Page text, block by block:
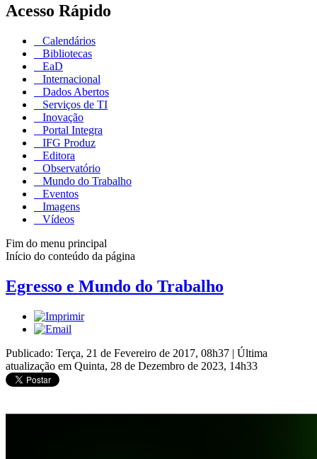
Acesso Rápido
Calendários
Bibliotecas
EaD
Internacional
Dados Abertos
Serviços de TI
Inovação
Portal Integra
IFG Produz
Editora
Observatório
Mundo do Trabalho
Eventos
Imagens
Vídeos
Fim do menu principal
Início do conteúdo da página
Egresso e Mundo do Trabalho
Publicado: Terça, 21 de Fevereiro de 2017, 08h37 | Última
atualização em Quinta, 28 de Dezembro de 2023, 14h33